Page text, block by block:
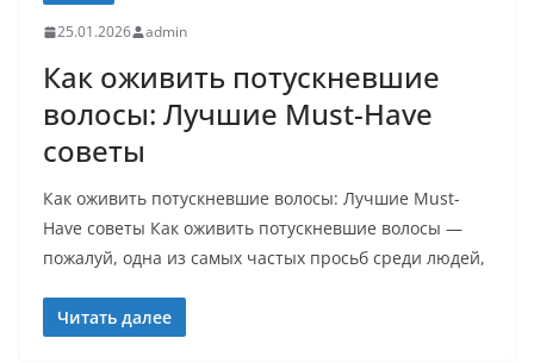
25.01.2026 admin
Как оживить потускневшие
волосы: Лучшие Must-Have
советы
Как оживить потускневшие волосы: Лучшие Must-
Have советы Как оживить потускневшие волосы —
пожалуй, одна из самых частых просьб среди людей,
Читать далее